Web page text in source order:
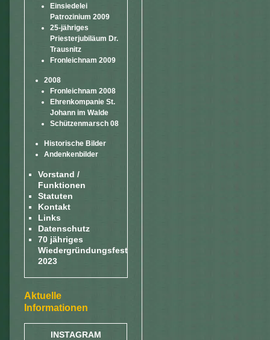
Einsiedelei
Patrozinium 2009
25-jähriges
Priesterjubiläum Dr.
Trausnitz
Fronleichnam 2009
2008
Fronleichnam 2008
Ehrenkompanie St.
Johann im Walde
Schützenmarsch 08
Historische Bilder
Andenkenbilder
Vorstand /
Funktionen
Statuten
Kontakt
Links
Datenschutz
70 jähriges
Wiedergründungsfest
2023
Aktuelle
Informationen
INSTAGRAM